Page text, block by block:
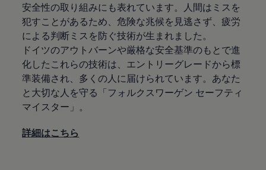
安全性の取り組みにも表れています。人間はミスを
犯すことがあるため、危険な兆候を見逃さず、疲労
による判断ミスを防ぐ技術が生まれました。
ドイツのアウトバーンや厳格な安全基準のもとで進
化したこれらの技術は、エントリーグレードから標
準装備され、多くの人に届けられています。あなた
と大切な人を守る「フォルクスワーゲン セーフティ
マイスター」。
詳細はこちら